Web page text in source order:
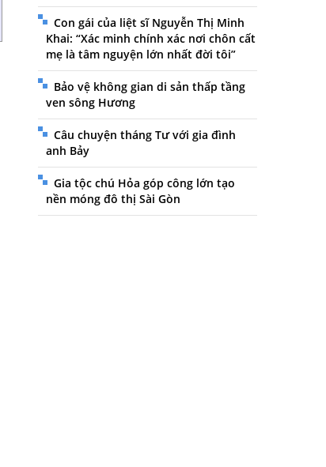
Con gái của liệt sĩ Nguyễn Thị Minh
Khai: “Xác minh chính xác nơi chôn cất
mẹ là tâm nguyện lớn nhất đời tôi”
Bảo vệ không gian di sản thấp tầng
ven sông Hương
Câu chuyện tháng Tư với gia đình
anh Bảy
Gia tộc chú Hỏa góp công lớn tạo
nền móng đô thị Sài Gòn